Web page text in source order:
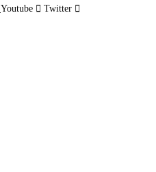
Youtube Twitter